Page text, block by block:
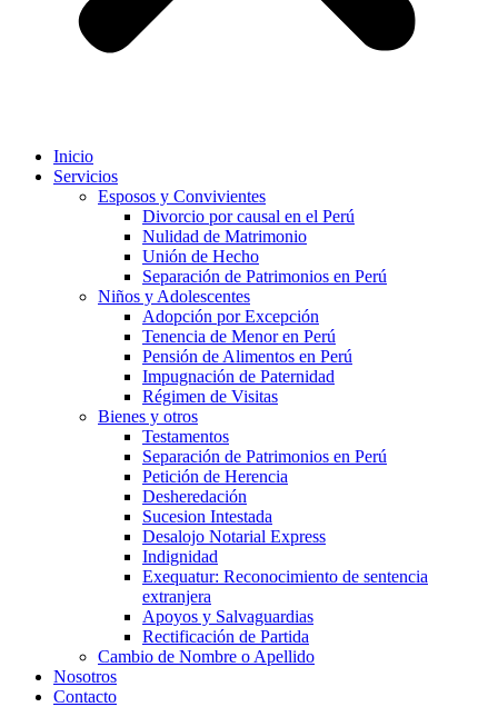
Inicio
Servicios
Esposos y Convivientes
Divorcio por causal en el Perú
Nulidad de Matrimonio
Unión de Hecho
Separación de Patrimonios en Perú
Niños y Adolescentes
Adopción por Excepción
Tenencia de Menor en Perú
Pensión de Alimentos en Perú
Impugnación de Paternidad
Régimen de Visitas
Bienes y otros
Testamentos
Separación de Patrimonios en Perú
Petición de Herencia
Desheredación
Sucesion Intestada
Desalojo Notarial Express
Indignidad
Exequatur: Reconocimiento de sentencia
extranjera
Apoyos y Salvaguardias
Rectificación de Partida
Cambio de Nombre o Apellido
Nosotros
Contacto